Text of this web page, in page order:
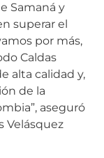
Samaná y
superar el
por más,
Caldas
alta calidad y,
de la
aseguró
Velásquez